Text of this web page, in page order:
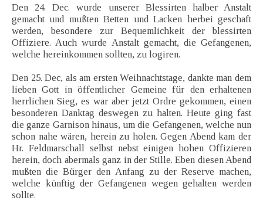
Den 24. Dec. wurde unserer Blessirten halber Anstalt
gemacht und mußten Betten und Lacken herbei geschaft
werden, besondere zur Bequemlichkeit der blessirten
Offiziere. Auch wurde Anstalt gemacht, die Gefangenen,
welche hereinkommen sollten, zu logiren.
Den 25. Dec, als am ersten Weihnachtstage, dankte man dem
lieben Gott in öffentlicher Gemeine für den erhaltenen
herrlichen Sieg, es war aber jetzt Ordre gekommen, einen
besonderen Danktag deswegen zu halten. Heute ging fast
die ganze Garnison hinaus, um die Gefangenen, welche nun
schon nahe wären, herein zu holen. Gegen Abend kam der
Hr. Feldmarschall selbst nebst einigen hohen Offizieren
herein, doch abermals ganz in der Stille. Eben diesen Abend
mußten die Bürger den Anfang zu der Reserve machen,
welche künftig der Gefangenen wegen gehalten werden
sollte.